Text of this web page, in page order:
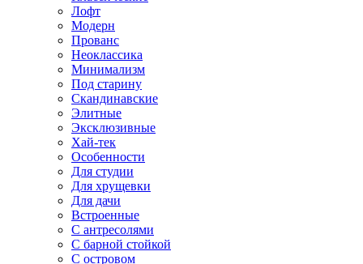
Лофт
Модерн
Прованс
Неоклассика
Минимализм
Под старину
Скандинавские
Элитные
Эксклюзивные
Хай-тек
Особенности
Для студии
Для хрущевки
Для дачи
Встроенные
С антресолями
С барной стойкой
С островом